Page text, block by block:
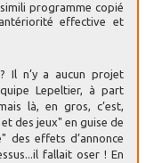
programme copié
effective et
? Il n’y a aucun projet
Lepeltier, à part
là, en gros, c’est,
des jeux" en guise de
des effets d’annonce
fallait oser ! En